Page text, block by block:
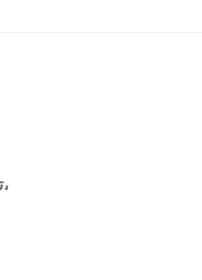
تلعب المرشحات دورًا حيويًا في الحفاظ على كفاءة وعمر الضاغط الخاص بك،